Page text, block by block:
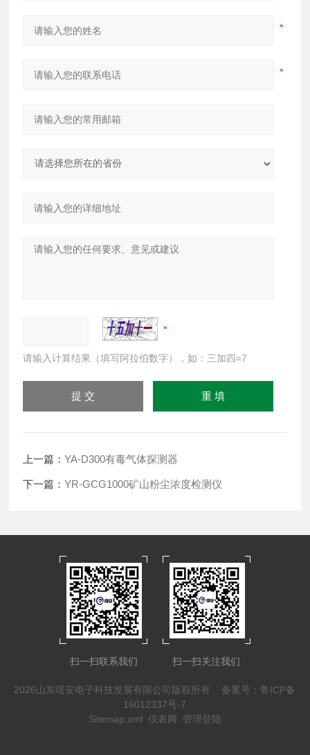
请输入计算结果（填写阿拉伯数字），如：三加四=7
上一篇：YA-D300有毒气体探测器
下一篇：YR-GCG1000矿山粉尘浓度检测仪
扫一扫联系我们 扫一扫关注我们
2026山东瑶安电子科技发展有限公司版权所有 备案号：鲁ICP备
16012337号-7
Sitemap.xml
仪表网 管理登陆